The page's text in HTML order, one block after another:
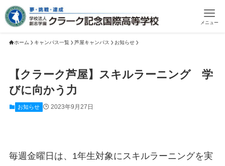
メニュー
ホーム キャンパス一覧 芦屋キャンパス お知らせ
【クラーク芦屋】スキルラーニング 学
びに向かう力
お知らせ 2023年9月27日
毎週金曜日は、1年生対象にスキルラーニングを実